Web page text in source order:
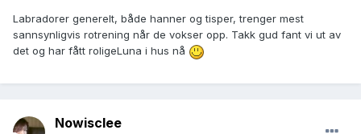
Labradorer generelt, både hanner og tisper, trenger mest
sannsynligvis rotrening når de vokser opp. Takk gud fant vi ut av
det og har fått roligeLuna i hus nå
Nowisclee